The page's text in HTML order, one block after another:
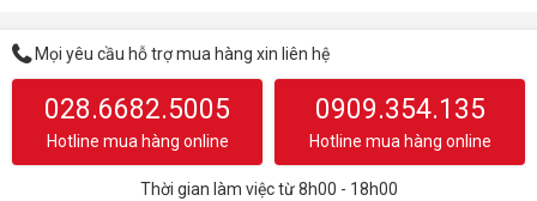
Mọi yêu cầu hỗ trợ mua hàng xin liên hệ
028.6682.5005
Hotline mua hàng online
0909.354.135
Hotline mua hàng online
Thời gian làm việc từ 8h00 - 18h00